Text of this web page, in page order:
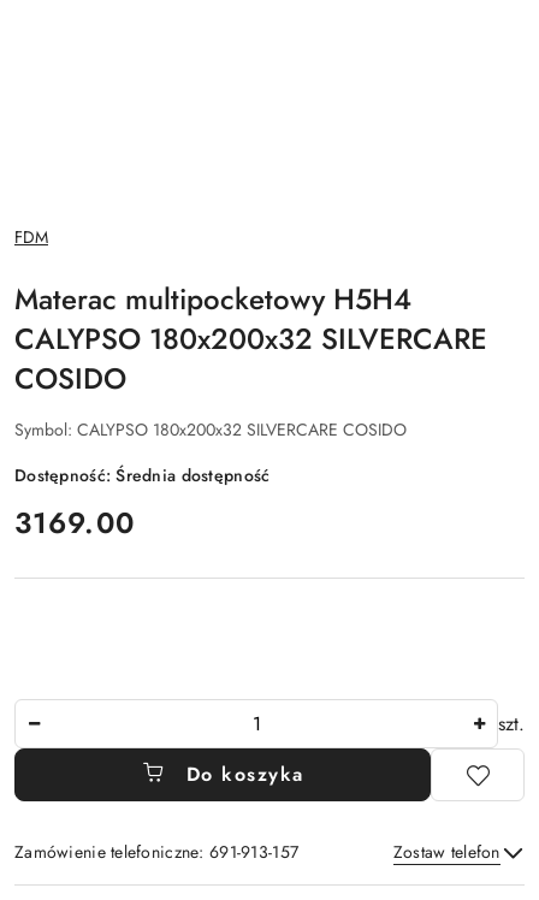
NAZWA
PRODUCENTA:
FDM
Materac multipocketowy H5H4
CALYPSO 180x200x32 SILVERCARE
COSIDO
Symbol: CALYPSO 180x200x32 SILVERCARE COSIDO
Dostępność:Średnia dostępność
cena:
3169.00
szt.
Do koszyka
Zamówienie telefoniczne: 691-913-157 Zostaw telefon